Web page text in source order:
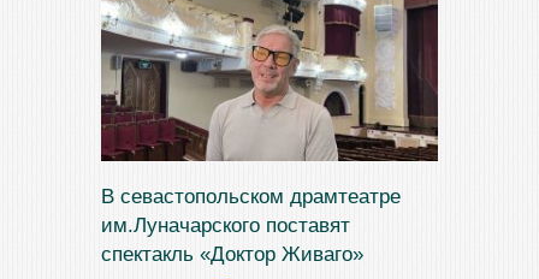
В севастопольском драмтеатре
им.Луначарского поставят
спектакль «Доктор Живаго»